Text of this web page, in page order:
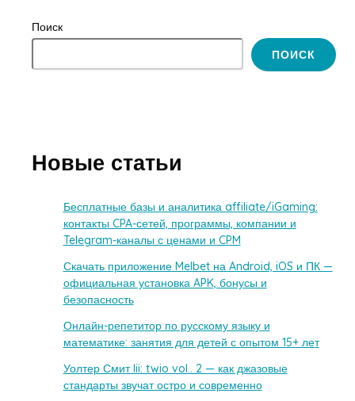
Поиск
ПОИСК
Новые статьи
Бесплатные базы и аналитика affiliate/iGaming:
контакты CPA-сетей, программы, компании и
Telegram-каналы с ценами и CPM
Скачать приложение Melbet на Android, iOS и ПК —
официальная установка APK, бонусы и
безопасность
Онлайн-репетитор по русскому языку и
математике: занятия для детей с опытом 15+ лет
Уолтер Смит Iii: twio vol.. 2 — как джазовые
стандарты звучат остро и современно